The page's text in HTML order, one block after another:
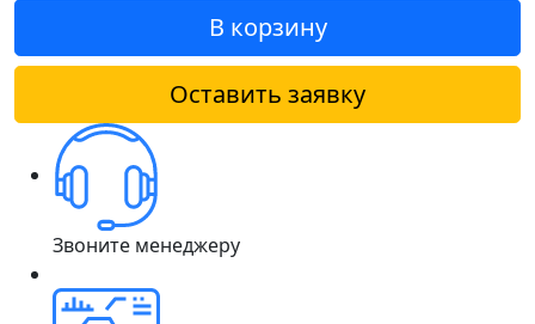
В корзину
Оставить заявку
Звоните менеджеру